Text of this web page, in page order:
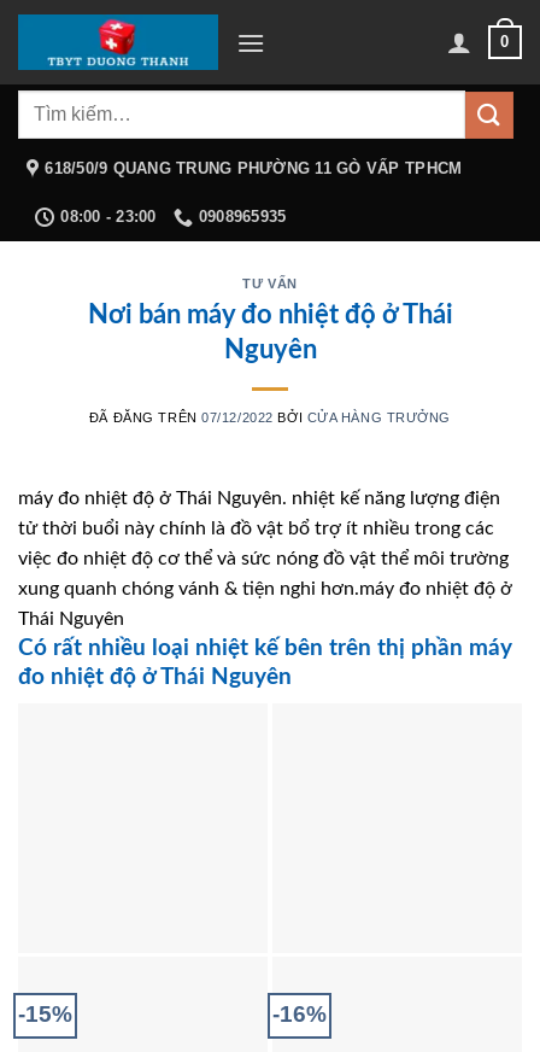
Chuyển
nội
dung
0
Tìm
618/50/9 QUANG TRUNG PHƯỜNG 11 GÒ VẤP TPHCM
08:00 - 23:00 0908965935
TƯ VẤN
Nơi bán máy đo nhiệt độ ở Thái
Nguyên
ĐÃ ĐĂNG TRÊN07/12/2022 BỞI CỬA HÀNG TRƯỞNG
máy đo nhiệt độ ở Thái Nguyên. nhiệt kế năng lượng điện
tử thời buổi này chính là đồ vật bổ trợ ít nhiều trong các
việc đo nhiệt độ cơ thể và sức nóng đồ vật thể môi trường
xung quanh chóng vánh & tiện nghi hơn.máy đo nhiệt độ ở
Thái Nguyên
Có rất nhiều loại nhiệt kế bên trên thị phần máy
đo nhiệt độ ở Thái Nguyên
-15% -16%